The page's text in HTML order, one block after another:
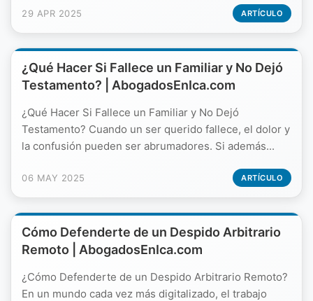
29 APR 2025 ARTÍCULO
¿Qué Hacer Si Fallece un Familiar y No Dejó
Testamento? | AbogadosEnIca.com
¿Qué Hacer Si Fallece un Familiar y No Dejó
Testamento? Cuando un ser querido fallece, el dolor y
la confusión pueden ser abrumadores. Si además...
06 MAY 2025 ARTÍCULO
Cómo Defenderte de un Despido Arbitrario
Remoto | AbogadosEnIca.com
¿Cómo Defenderte de un Despido Arbitrario Remoto?
En un mundo cada vez más digitalizado, el trabajo